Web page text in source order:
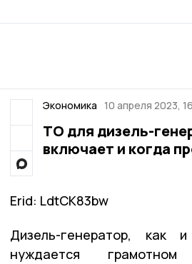
Экономика 10 апреля 2023,
ТО для дизель-
включает и когда
Erid: LdtCK83bw
Дизель-генератор, как
нуждается